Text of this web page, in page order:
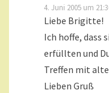
4. Juni 2005 um
Liebe Brigitte!
Ich hoffe, dass
erfüllten und
Treffen mit
Lieben Gruß